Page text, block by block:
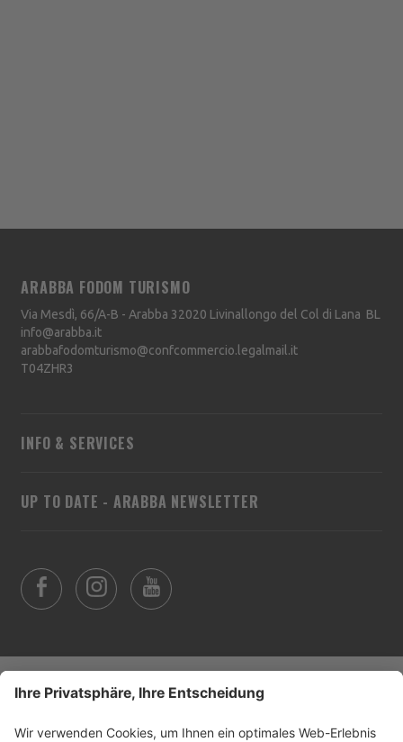
UP TO DATE - ARABBA NEWSLETTER
ARABBA FODOM TURISMO
Via Mesdì, 66/A-B - Arabba 32020 Livinallongo del Col di Lana BL
info@arabba.it
arabbafodomturismo@confcommercio.legalmail.it
T04ZHR3
INFO & SERVICES